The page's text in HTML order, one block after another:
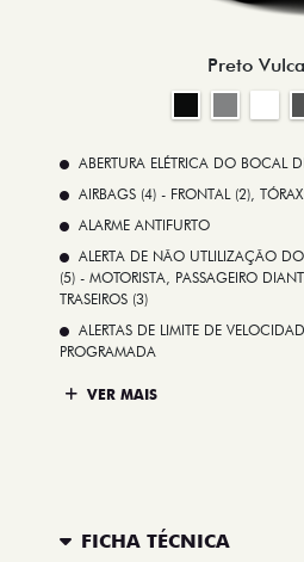
Preto
ABERTURA ELÉTRICA DO BOCAL
AIRBAGS (4) - FRONTAL (2),
ALARME ANTIFURTO
ALERTA DE NÃO UTLILIZAÇÃO
(5) - MOTORISTA, PASSAGEIRO
TRASEIROS (3)
ALERTAS DE LIMITE DE
PROGRAMADA
VER MAIS
FICHA TÉCNICA